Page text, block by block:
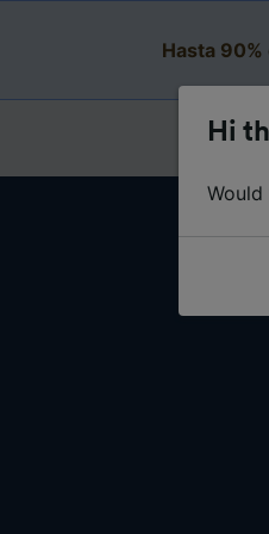
Hasta
Hi